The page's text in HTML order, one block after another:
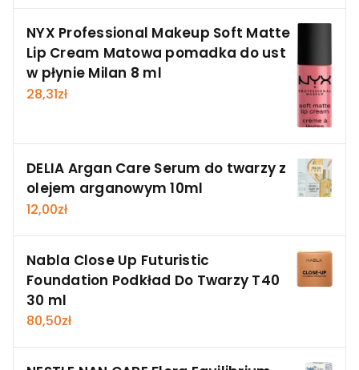
NYX Professional Makeup Soft Matte
Lip Cream Matowa pomadka do ust
w płynie Milan 8 ml
28,31zł
DELIA Argan Care Serum do twarzy z
olejem arganowym 10ml
12,00zł
Nabla Close Up Futuristic
Foundation Podkład Do Twarzy T40
30 ml
80,50zł